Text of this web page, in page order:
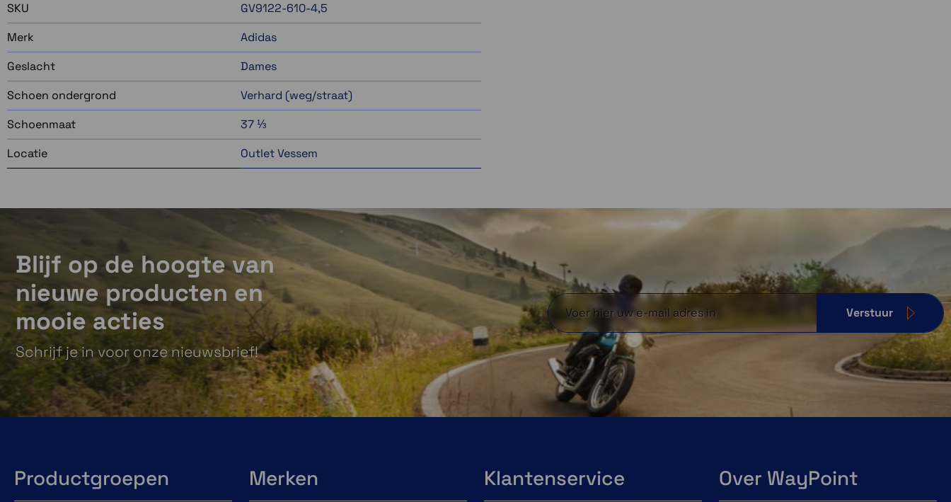
SKU
GV9122-610-4,5
Merk
Adidas
Geslacht
Dames
Schoen ondergrond
Verhard (weg/straat)
Schoenmaat
37 ⅓
Locatie
Outlet Vessem
Blijf op de hoogte van
nieuwe producten en
mooie acties
Schrijf je in voor onze nieuwsbrief!
Verstuur
Productgroepen Merken Klantenservice Over WayPoint